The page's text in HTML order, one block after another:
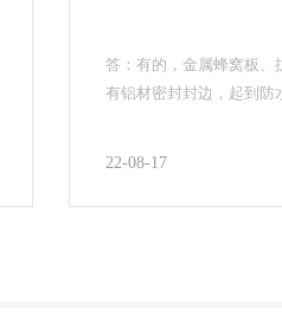
答：有的，金属蜂窝板、
有铝材密封封边，起到防
22-08-17